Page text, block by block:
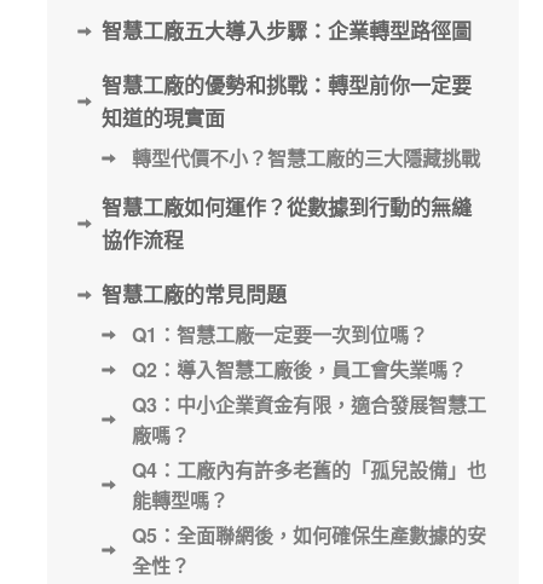
智慧工廠五大導入步驟：企業轉型路徑圖
智慧工廠的優勢和挑戰：轉型前你一定要
知道的現實面
轉型代價不小？智慧工廠的三大隱藏挑戰
智慧工廠如何運作？從數據到行動的無縫
協作流程
智慧工廠的常見問題
Q1：智慧工廠一定要一次到位嗎？
Q2：導入智慧工廠後，員工會失業嗎？
Q3：中小企業資金有限，適合發展智慧工
廠嗎？
Q4：工廠內有許多老舊的「孤兒設備」也
能轉型嗎？
Q5：全面聯網後，如何確保生產數據的安
全性？